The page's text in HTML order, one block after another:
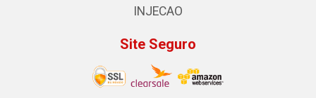
INJECAO
Site Seguro